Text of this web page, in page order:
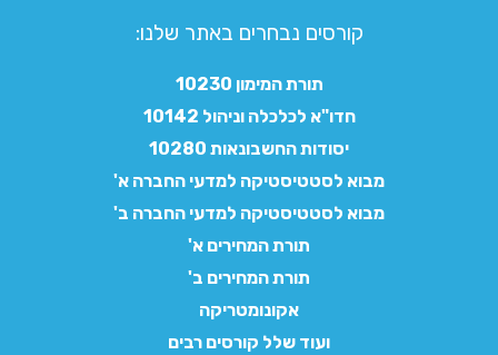
קורסים נבחרים באתר שלנו:​
תורת המימון 10230
חדו"א לכלכלה וניהול 10142
יסודות החשבונאות 10280
מבוא לסטטיסטיקה למדעי החברה א'
מבוא לסטטיסטיקה למדעי החברה ב'
תורת המחירים א'
תורת המחירים ב'
אקונומטריקה
ועוד שלל קורסים רבים